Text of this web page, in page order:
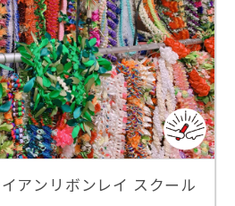
アンリボンレイ スクール